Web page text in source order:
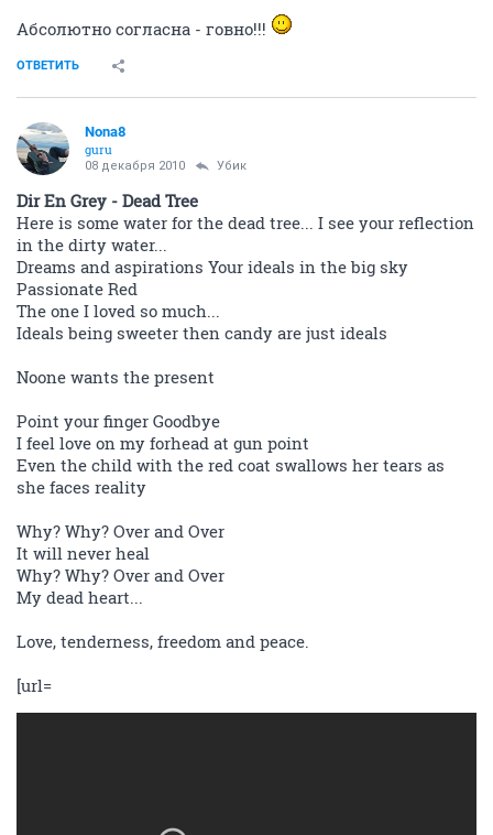
Абсолютно согласна - говно!!!
ОТВЕТИТЬ
Nona8
guru
08 декабря 2010 Убик
Dir En Grey - Dead Tree
Here is some water for the dead tree... I see your reflection
in the dirty water...
Dreams and aspirations Your ideals in the big sky
Passionate Red
The one I loved so much...
Ideals being sweeter then candy are just ideals
Noone wants the present
Point your finger Goodbye
I feel love on my forhead at gun point
Even the child with the red coat swallows her tears as
she faces reality
Why? Why? Over and Over
It will never heal
Why? Why? Over and Over
My dead heart...
Love, tenderness, freedom and peace.
[url=